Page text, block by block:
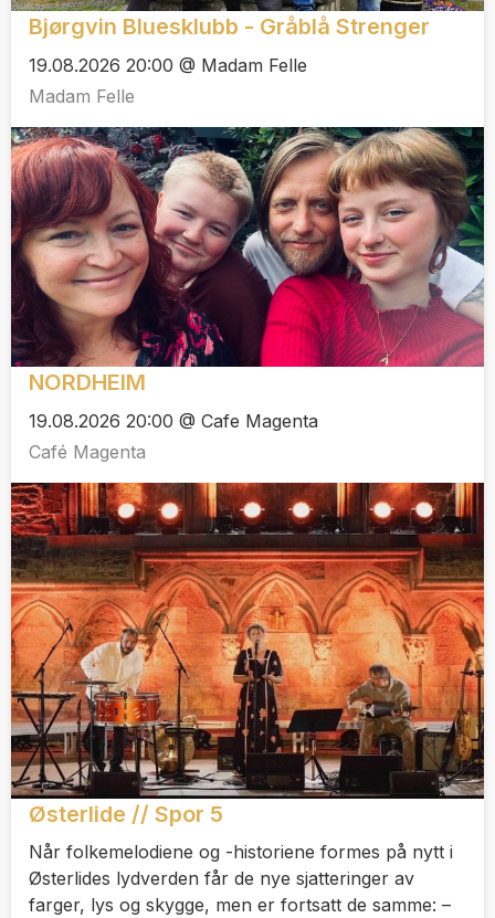
Bjørgvin Bluesklubb - Gråblå Strenger
19.08.2026 20:00 @ Madam Felle
Madam Felle
NORDHEIM
19.08.2026 20:00 @ Cafe Magenta
Café Magenta
Østerlide // Spor 5
Når folkemelodiene og -historiene formes på nytt i
Østerlides lydverden får de nye sjatteringer av
farger, lys og skygge, men er fortsatt de samme: –